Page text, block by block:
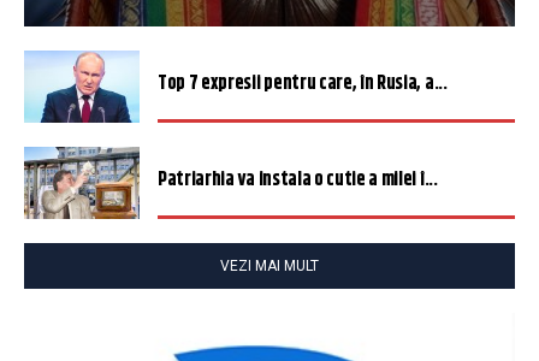
Top 7 expresii pentru care, în Rusia, a...
Patriarhia va instala o cutie a milei î...
VEZI MAI MULT